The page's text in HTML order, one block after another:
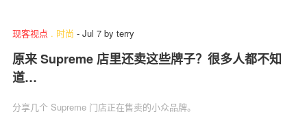
现客视点 . 时尚 - Jul 7 by terry
原来 Supreme 店里还卖这些牌子？很多人都不知
道…
分享几个 Supreme 门店正在售卖的小众品牌。